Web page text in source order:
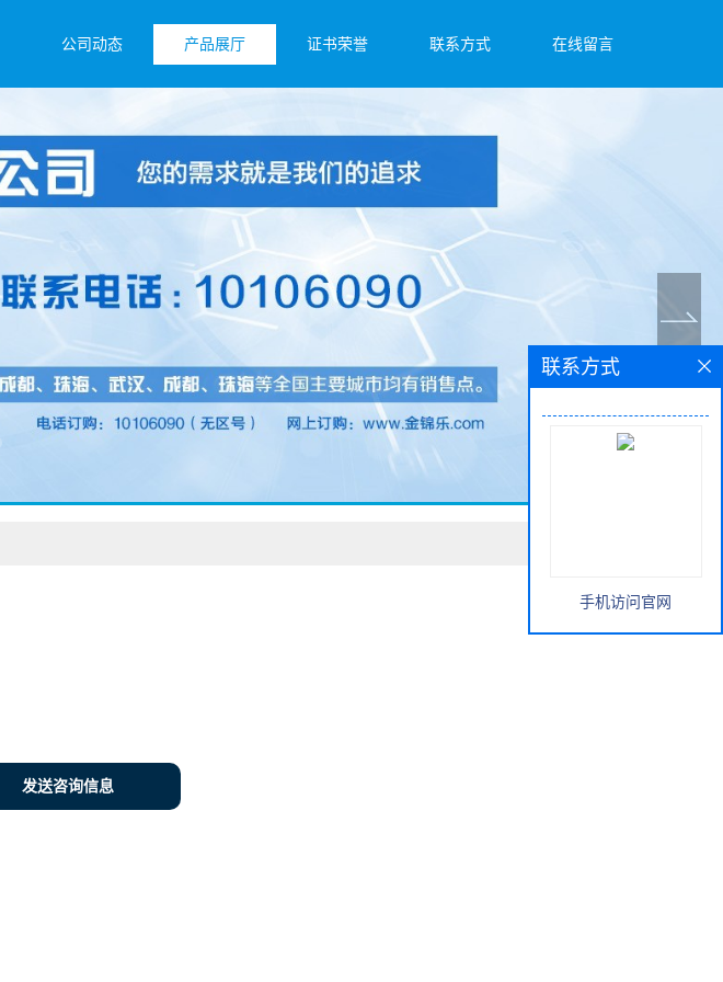
公司动态 产品展厅 证书荣誉 联系方式 在线留言
发送咨询信息
联系方式
手机访问官网